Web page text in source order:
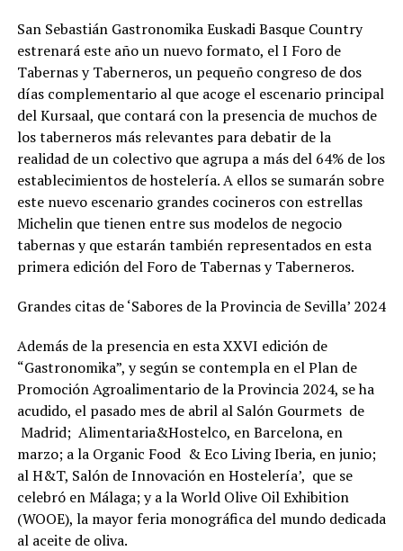
San Sebastián GastronomikaEuskadiBasqueCountry
estrenará este año un nuevo formato, el I Foro de
Tabernas y Taberneros, un pequeño congreso de dos
días complementario al que acoge el escenario principal
del Kursaal, que contará con la presencia de muchos de
los taberneros más relevantes para debatir de la
realidad de un colectivo que agrupa a más del 64% de los
establecimientos de hostelería. A ellos se sumarán sobre
este nuevo escenario grandes cocineros con estrellas
Michelin que tienen entre sus modelos de negocio
tabernas y que estarán también representados en esta
primera edición del Foro de Tabernas y Taberneros.
Grandes citas de ‘Sabores de la Provincia de Sevilla’ 2024
Además de la presencia en estaXXVI edición de
“Gastronomika”, y según se contempla en el Plan de
Promoción Agroalimentario de la Provincia 2024, se ha
acudido, el pasado mes de abril al Salón Gourmets de
Madrid; Alimentaria&Hostelco, en Barcelona, en
marzo; a la Organic Food& Eco Living Iberia, enjunio;
al H&T, Salón de Innovación en Hostelería’, que se
celebró en Málaga; y a laWorldOlive OilExhibition
(WOOE), la mayor feria monográfica del mundo dedicada
al aceite de oliva.